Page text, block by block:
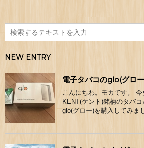
NEW ENTRY
電子タバコのglo(グロ
こんにちわ。モカです。 今
KENT(ケント)銘柄のタバ
glo(グロー)を購入してみま